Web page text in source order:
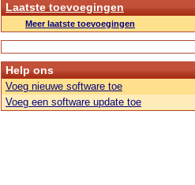
Laatste toevoegingen
Meer laatste toevoegingen
Help ons
Voeg nieuwe software toe
Voeg een software update toe